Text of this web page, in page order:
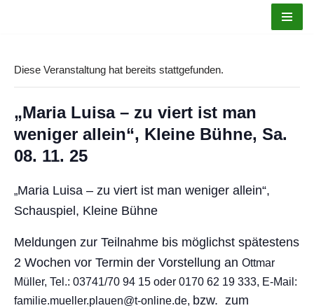
springen
Diese Veranstaltung hat bereits stattgefunden.
„Maria Luisa – zu viert ist man
weniger allein“, Kleine Bühne, Sa.
08. 11. 25
„Maria Luisa – zu viert ist man weniger allein“,
Schauspiel, Kleine Bühne
Meldungen zur Teilnahme bis möglichst spätestens
2 Wochen vor Termin der Vorstellung an Ottmar
Müller, Tel.: 03741/70 94 15 oder 0170 62 19 333, E-Mail:
familie.mueller.plauen@t-online.de, bzw. zum